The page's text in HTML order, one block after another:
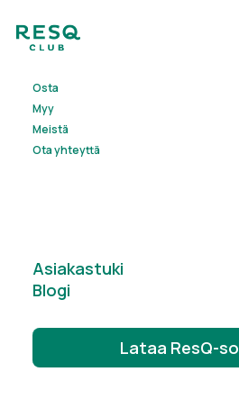
Osta
Myy
Meistä
Ota yhteyttä
Asiakastuki
Blogi
Lataa ResQ-